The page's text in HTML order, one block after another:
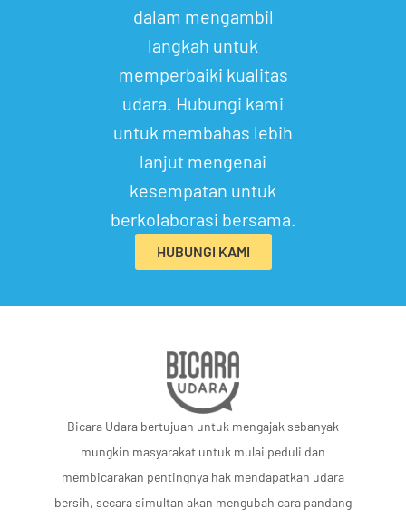
dalam mengambil
langkah untuk
memperbaiki kualitas
udara. Hubungi kami
untuk membahas lebih
lanjut mengenai
kesempatan untuk
berkolaborasi bersama.
HUBUNGI KAMI
Bicara Udara bertujuan untuk mengajak sebanyak
mungkin masyarakat untuk mulai peduli dan
membicarakan pentingnya hak mendapatkan udara
bersih, secara simultan akan mengubah cara pandang